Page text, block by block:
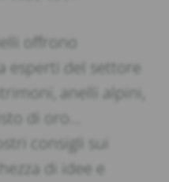
offrono
esperti del settore
anelli alpini,
di oro…
consigli sui
di idee e